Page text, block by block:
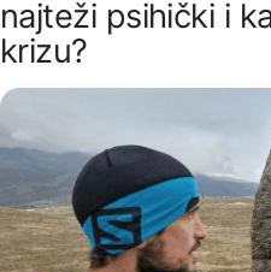
najteži psihički i
krizu?